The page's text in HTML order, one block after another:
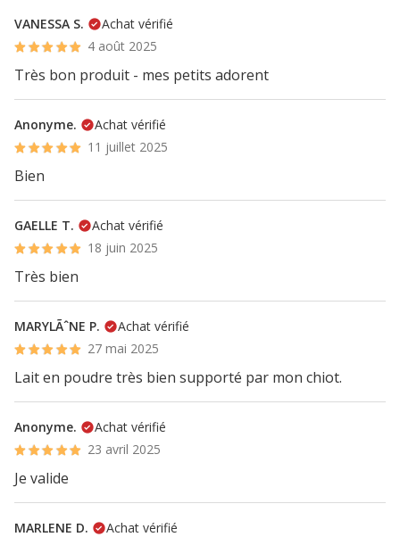
VANESSA S.
Achat vérifié
4 août 2025
Très bon produit - mes petits adorent
Anonyme.
Achat vérifié
11 juillet 2025
Bien
GAELLE T.
Achat vérifié
18 juin 2025
Très bien
MARYLÃˆNE P.
Achat vérifié
27 mai 2025
Lait en poudre très bien supporté par mon chiot.
Anonyme.
Achat vérifié
23 avril 2025
Je valide
MARLENE D.
Achat vérifié